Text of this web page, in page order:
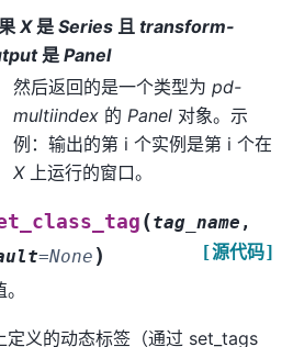
X是 Series且 transform-
是 Panel
然后返回的是一个类型为 pd-
multiindex的 Panel对象。示
例：输出的第 i 个实例是第 i 个在
X上运行的窗口。
(tag_name ,
=None ) [源代码]
定义的动态标签（通过 set_tags